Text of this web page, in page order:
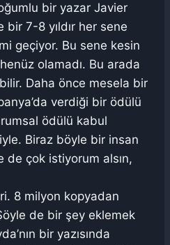
bir yazar Javier
bir 7-8 yıldır her sene
geçiyor. Bu sene kesin
olamadı. Bu arada
Daha önce mesela bir
verdiği bir ödülü
ödülü kabul
Biraz böyle bir insan
de çok istiyorum alsın,
8 milyon kopyadan
de bir şey eklemek
bir yazısında